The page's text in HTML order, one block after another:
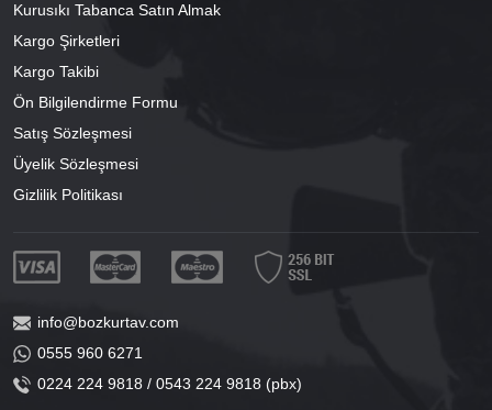
Kurusıkı Tabanca Satın Almak
Kargo Şirketleri
Kargo Takibi
Ön Bilgilendirme Formu
Satış Sözleşmesi
Üyelik Sözleşmesi
Gizlilik Politikası
info@bozkurtav.com
0555 960 6271
0224 224 9818 / 0543 224 9818 (pbx)